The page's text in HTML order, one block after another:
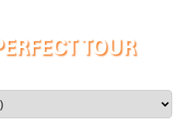
TOUR